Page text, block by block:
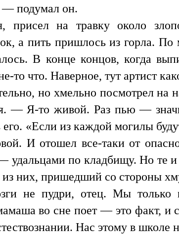
— подумал он.
присел на травку около
а пить пришлось из горла. По
В конце концов, когда
то что. Наверное, тут артист
но хмельно посмотрел на
— Я-то живой. Раз пью —
«Если из каждой могилы
И отошел все-таки от
удальцами по кладбищу. Но те
них, пришедший со стороны
не пудри, отец. Мы только
во сне поет — это факт, и
Нас этому в школе